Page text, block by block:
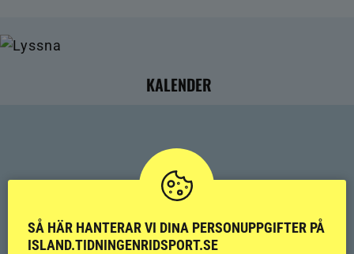
KALENDER
SÅ HÄR HANTERAR VI DINA PERSONUPPGIFTER PÅ
ISLAND.TIDNINGENRIDSPORT.SE